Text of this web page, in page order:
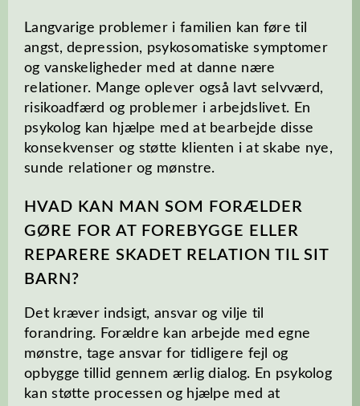
Langvarige problemer i familien kan føre til
angst, depression, psykosomatiske symptomer
og vanskeligheder med at danne nære
relationer. Mange oplever også lavt selvværd,
risikoadfærd og problemer i arbejdslivet. En
psykolog kan hjælpe med at bearbejde disse
konsekvenser og støtte klienten i at skabe nye,
sunde relationer og mønstre.
HVAD KAN MAN SOM FORÆLDER
GØRE FOR AT FOREBYGGE ELLER
REPARERE SKADET RELATION TIL SIT
BARN?
Det kræver indsigt, ansvar og vilje til
forandring. Forældre kan arbejde med egne
mønstre, tage ansvar for tidligere fejl og
opbygge tillid gennem ærlig dialog. En psykolog
kan støtte processen og hjælpe med at